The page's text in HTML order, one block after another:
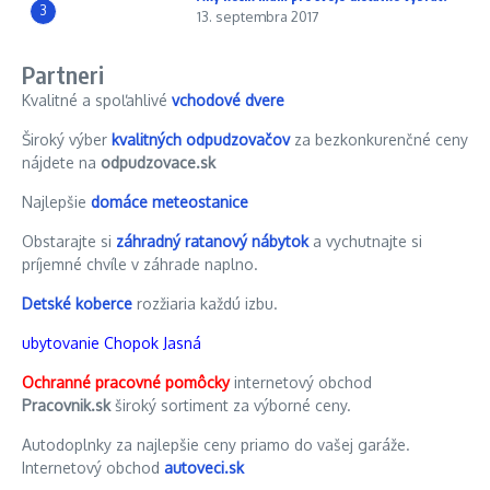
3 13. septembra 2017
Partneri
Kvalitné a spoľahlivé vchodové dvere
Široký výber kvalitných odpudzovačovza bezkonkurenčné ceny
nájdete na odpudzovace.sk
Najlepšie domáce meteostanice
Obstarajte si záhradný ratanový nábytoka vychutnajte si
príjemné chvíle v záhrade naplno.
Detské koberce rozžiaria každú izbu.
ubytovanie Chopok Jasná
Ochranné pracovné pomôckyinternetový obchod
Pracovnik.skširoký sortiment za výborné ceny.
Autodoplnky za najlepšie ceny priamo do vašej garáže.
Internetový obchod autoveci.sk